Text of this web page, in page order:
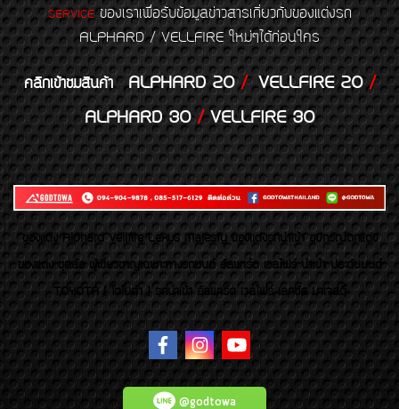
SERVICEของเราเพื่อรับข้อมูลข่าวสารเกี่ยวกับของแต่งรถ
ALPHARD / VELLFIRE ใหม่ๆได้ก่อนใคร
คลิกเข้าชมสินค้า ALPHARD 20/VELLFIRE 20/
ALPHARD 30/VELLFIRE 30
ของเเต่ง Alphard Vellfire Lexus Majesty ของเเต่งรถนำเข้า อุปกรณ์ตกแต่ง
ของแต่ง ชุดล้อ ผู้เชี่ยวชาญเฉพาะทางรถยนต์ อัลพาร์ด เวลไฟร์ นำเข้า ประดับยนต์
TOYOTA ( โตโยต้า ) รถนำเข้า อัลพาร์ด เวลไฟร์ เลกซัส มาเจสตี้
@godtowa